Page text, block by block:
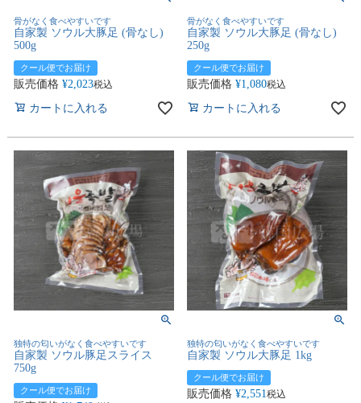
骨がなく食べやすいです
自家製 ソウル大豚足 (骨なし)
500g
クール便でお届け
販売価格 ¥2,023税込
カートに入れる
骨がなく食べやすいです
自家製 ソウル大豚足 (骨なし)
250g
クール便でお届け
販売価格 ¥1,080税込
カートに入れる
独特の匂いがなく食べやすいです
自家製 ソウル豚足スライス
750g
クール便でお届け
独特の匂いがなく食べやすいです
自家製 ソウル大豚足 1kg
クール便でお届け
販売価格 ¥2,551 税込